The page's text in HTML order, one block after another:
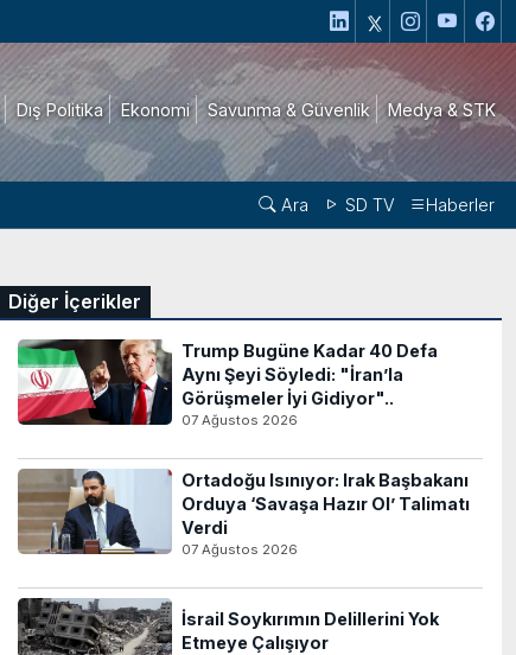
Dış Politika Ekonomi Savunma & Güvenlik Medya & STK
Ara SD TV Haberler
Diğer İçerikler
Trump Bugüne Kadar 40 Defa
Aynı Şeyi Söyledi: "İran’la
Görüşmeler İyi Gidiyor"..
07 Ağustos 2026
Ortadoğu Isınıyor: Irak Başbakanı
Orduya ‘Savaşa Hazır Ol’ Talimatı
Verdi
07 Ağustos 2026
İsrail Soykırımın Delillerini Yok
Etmeye Çalışıyor